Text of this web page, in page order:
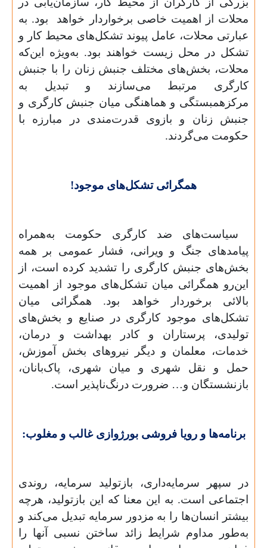
محلات از اهمیت خاصی برخواردار خواهد بود. به
عبارتی محلات، عامل پیوند تشکل‌های محیط کار و
تشکل در محل زیست خواهند بود. به‌ویژه این‌که
محلات، بخش‌های مختلف جنبش زنان را با جنبش
کارگری مرتبط می‌سازند ‌و تبدیل به
مرکزهمبستگی و هماهنگی میان جنبش کارگری و
جنبش زنان و بازوی قدرت‌مندی در مبارزه با
حکومت می‌گردند.
همگرائی تشکل‌های موجود!
سیاست‌های ضد کارگری حکومت به‌همراه
پیامدهای جنگ و ویرانی، فشار عمومی بر همه
بخش‌های جنبش کارگری را تشدید کرده است، از
این‌رو همگرائی میان تشکل‌های موجود از اهمیت
بالائی برخوردار خواهد بود. همگرائی میان
تشکل‌های موجود کارگری در صنایع و بخش‌های
تولیدی، پرستاران و کادر بهداشت و درمان،
خدمات، معلمان و دیگر نیروهای بخش آموزش،
حمل و نقل شهری و میان شهری، پاک‌بانان،
بازنشستگان و… ضرورت درنگ‌ناپذیر است.
برنامه‌ها و رویا فروشی بورژوازی غالب و مغلوب:
در سپهر سرمایه‌داری، بازتولید سرمایه، روندی
اجتماعی است. به این معنا که این بازتولید، هرچه
بیشتر انسان‌ها را به مزدور سرمایه تبدیل می‌کند و
به‌طور مداوم شرایط زائد ساختن نسبی آنها را